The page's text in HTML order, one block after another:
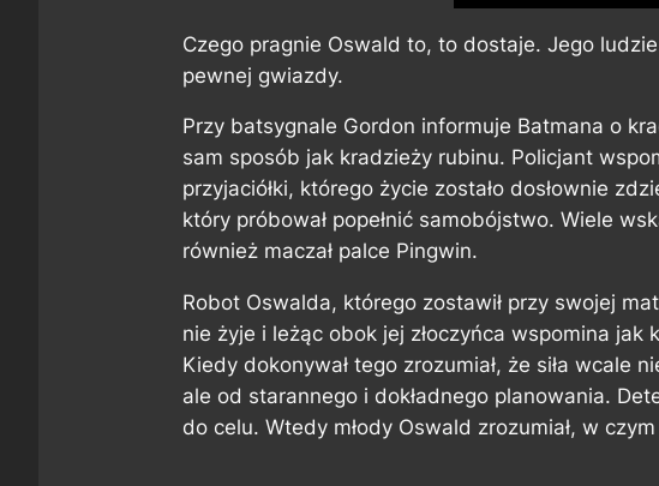
Czego pragnie Oswald to, to dostaje. Jego
pewnej gwiazdy.
Przy batsygnale Gordon informuje Batmana o
sam sposób jak kradzieży rubinu. Policjant
przyjaciółki, którego życie zostało dosłownie
który próbował popełnić samobójstwo. Wiele
również maczał palce Pingwin.
Robot Oswalda, którego zostawił przy swojej
nie żyje i leżąc obok jej złoczyńca wspomina jak
Kiedy dokonywał tego zrozumiał, że siła wcale
ale od starannego i dokładnego planowania.
do celu. Wtedy młody Oswald zrozumiał, w